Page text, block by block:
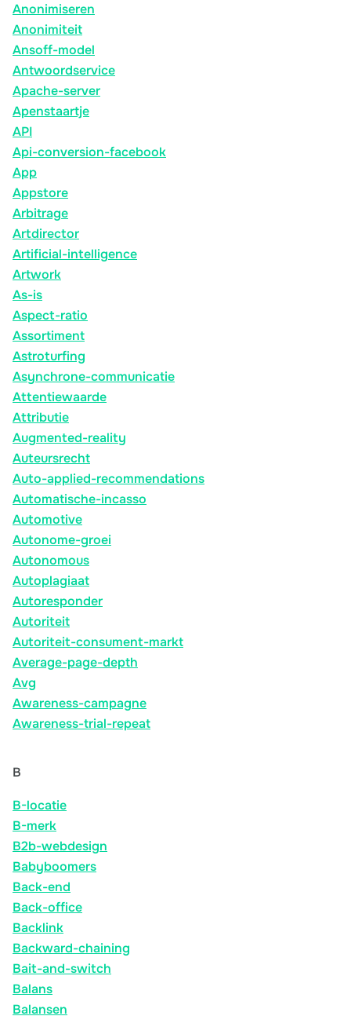
Anonimiseren
Anonimiteit
Ansoff-model
Antwoordservice
Apache-server
Apenstaartje
API
Api-conversion-facebook
App
Appstore
Arbitrage
Artdirector
Artificial-intelligence
Artwork
As-is
Aspect-ratio
Assortiment
Astroturfing
Asynchrone-communicatie
Attentiewaarde
Attributie
Augmented-reality
Auteursrecht
Auto-applied-recommendations
Automatische-incasso
Automotive
Autonome-groei
Autonomous
Autoplagiaat
Autoresponder
Autoriteit
Autoriteit-consument-markt
Average-page-depth
Avg
Awareness-campagne
Awareness-trial-repeat
B
B-locatie
B-merk
B2b-webdesign
Babyboomers
Back-end
Back-office
Backlink
Backward-chaining
Bait-and-switch
Balans
Balansen